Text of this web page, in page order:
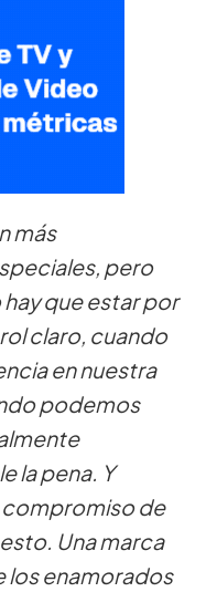
más
pero
que estar por
claro, cuando
en nuestra
podemos
la pena. Y
compromiso de
Una marca
los enamorados